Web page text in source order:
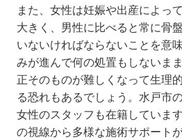
また、女性は妊娠や出産によっ
大きく、男性に比べると常に骨
いないければならないことを意
みが進んで何の処置もしないま
正そのものが難しくなって生理
る恐れもあるでしょう。水戸市
女性のスタッフも在籍していま
の視線から多様な施術サポート